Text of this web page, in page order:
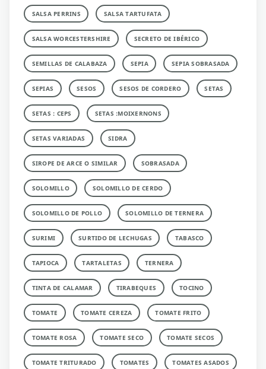
SALSA PERRINS SALSA TARTUFATA
SALSA WORCESTERSHIRE SECRETO DE IBÉRICO
SEMILLAS DE CALABAZA SEPIA SEPIA SOBRASADA
SEPIAS SESOS SESOS DE CORDERO SETAS
SETAS : CEPS SETAS :MOIXERNONS
SETAS VARIADAS SIDRA
SIROPE DE ARCE O SIMILAR SOBRASADA
SOLOMILLO SOLOMILLO DE CERDO
SOLOMILLO DE POLLO SOLOMILLO DE TERNERA
SURIMI SURTIDO DE LECHUGAS TABASCO
TAPIOCA TARTALETAS TERNERA
TINTA DE CALAMAR TIRABEQUES TOCINO
TOMATE TOMATE CEREZA TOMATE FRITO
TOMATE ROSA TOMATE SECO TOMATE SECOS
TOMATE TRITURADO TOMATES TOMATES ASADOS